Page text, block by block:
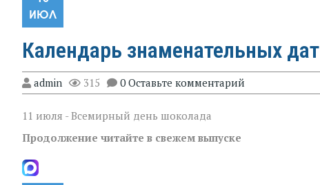
ИЮЛ
Календарь знаменательных дат
admin 315 0 Оставьте комментарий
11 июля - Всемирный день шоколада
Продолжение читайте в свежем выпуске